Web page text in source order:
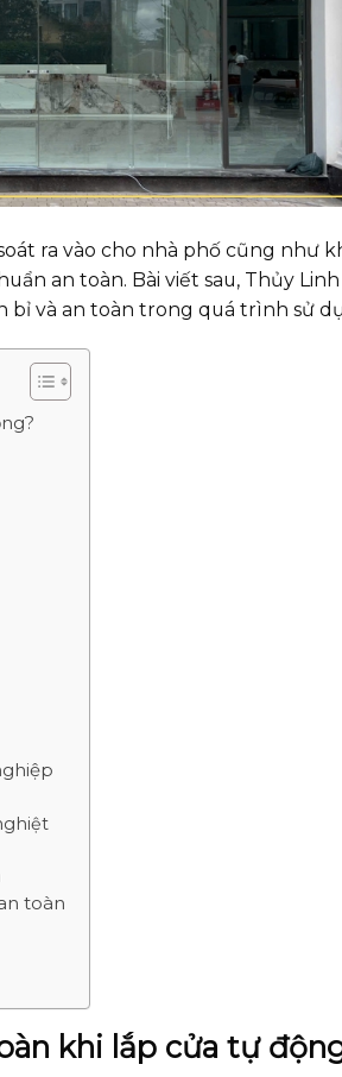
ra vào cho nhà phố cũng như
an toàn. Bài viết sau, Thủy
và an toàn trong quá trình sử
toàn
khi lắp cửa tự